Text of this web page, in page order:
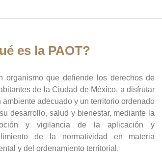
es la PAOT?
organismo que defiende los derechos de
de la Ciudad de México, a disfrutar
ambiente adecuado y un territorio ordenado
desarrollo, salud y bienestar, mediante la
y vigilancia de la aplicación y
de la normatividad en materia
y del ordenamiento territorial.